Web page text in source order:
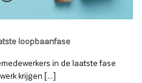
loopbaanfase
in de laatste fase
krijgen [...]